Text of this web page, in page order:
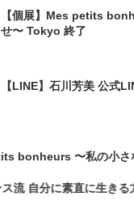
【個展】Mes petits
せ〜 Tokyo 終了
【LINE】石川芳美 公式
bonheurs 〜私の小
ス流 自分に素直に生き